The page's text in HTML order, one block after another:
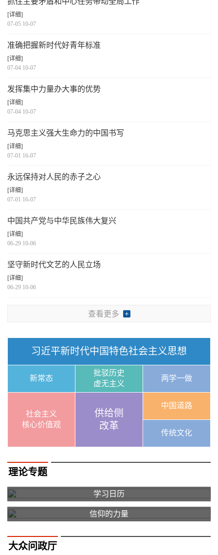
[详细]
07-05 10-07
准确把握新时代好青年标准
[详细]
07-04 10-07
发挥集中力量办大事的优势
[详细]
07-04 10-07
马克思主义强大生命力的中国书写
[详细]
07-01 16-07
永远保持对人民的赤子之心
[详细]
07-01 16-07
中国共产党与中华民族伟大复兴
[详细]
06-29 10-06
坚守新时代文艺的人民立场
[详细]
06-29 10-06
查看更多
习近平新时代中国特色社会主义思想
新常态
批驳历史
虚无主义
两学一做
社会主义
核心价值观
供给侧
改革
中国道路
传统文化
理论专题
学习日历
信仰的力量
大众问政厅